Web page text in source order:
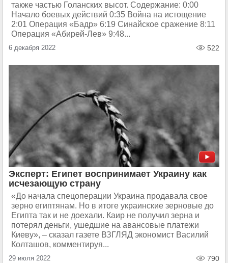
также частью Голанских высот. Содержание: 0:00
Начало боевых действий 0:35 Война на истощение
2:01 Операция «Бадр» 6:19 Синайское сражение 8:11
Операция «Абирей-Лев» 9:48...
6 декабря 2022 522
Эксперт: Египет воспринимает Украину как
исчезающую страну
«До начала спецоперации Украина продавала свое
зерно египтянам. Но в итоге украинские зерновые до
Египта так и не доехали. Каир не получил зерна и
потерял деньги, ушедшие на авансовые платежи
Киеву», – сказал газете ВЗГЛЯД экономист Василий
Колташов, комментируя...
29 июля 2022 790